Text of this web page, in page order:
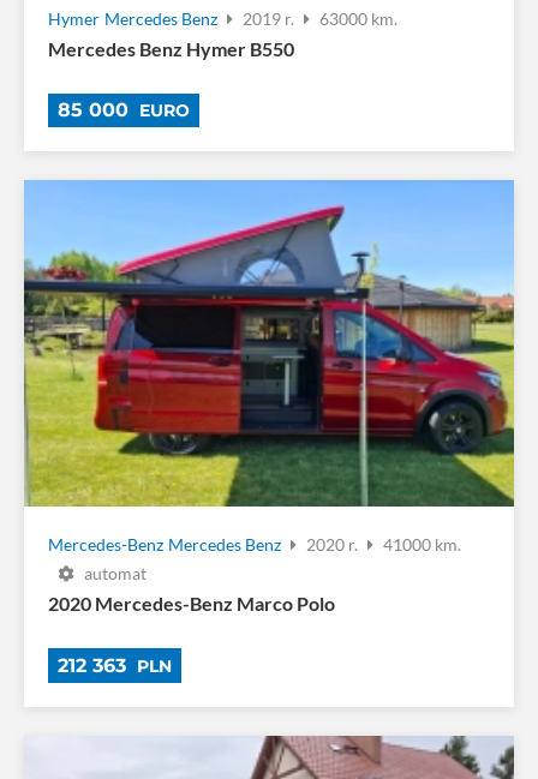
Hymer Mercedes Benz 2019 r. 63000 km.
Mercedes Benz Hymer B550
85 000 EURO
Mercedes-Benz Mercedes Benz 2020 r.
41000 km.
automat
2020 Mercedes-Benz Marco Polo
212 363 PLN